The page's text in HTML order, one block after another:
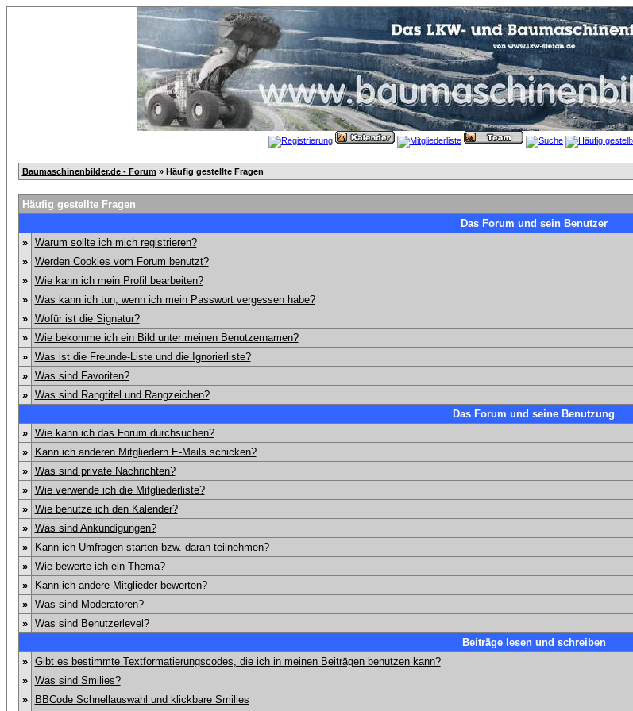
Baumaschinenbilder.de - Forum » Häufig gestellte Fragen
Häufig gestellte Fragen
Das Forum und sein Benutzer
»
Warum sollte ich mich registrieren?
»
Werden Cookies vom Forum benutzt?
»
Wie kann ich mein Profil bearbeiten?
»
Was kann ich tun, wenn ich mein Passwort vergessen habe?
»
Wofür ist die Signatur?
»
Wie bekomme ich ein Bild unter meinen Benutzernamen?
»
Was ist die Freunde-Liste und die Ignorierliste?
»
Was sind Favoriten?
»
Was sind Rangtitel und Rangzeichen?
Das Forum und seine Benutzung
»
Wie kann ich das Forum durchsuchen?
»
Kann ich anderen Mitgliedern E-Mails schicken?
»
Was sind private Nachrichten?
»
Wie verwende ich die Mitgliederliste?
»
Wie benutze ich den Kalender?
»
Was sind Ankündigungen?
»
Kann ich Umfragen starten bzw. daran teilnehmen?
»
Wie bewerte ich ein Thema?
»
Kann ich andere Mitglieder bewerten?
»
Was sind Moderatoren?
»
Was sind Benutzerlevel?
Beiträge lesen und schreiben
»
Gibt es bestimmte Textformatierungscodes, die ich in meinen Beiträgen benutzen kann?
»
Was sind Smilies?
»
BBCode Schnellauswahl und klickbare Smilies